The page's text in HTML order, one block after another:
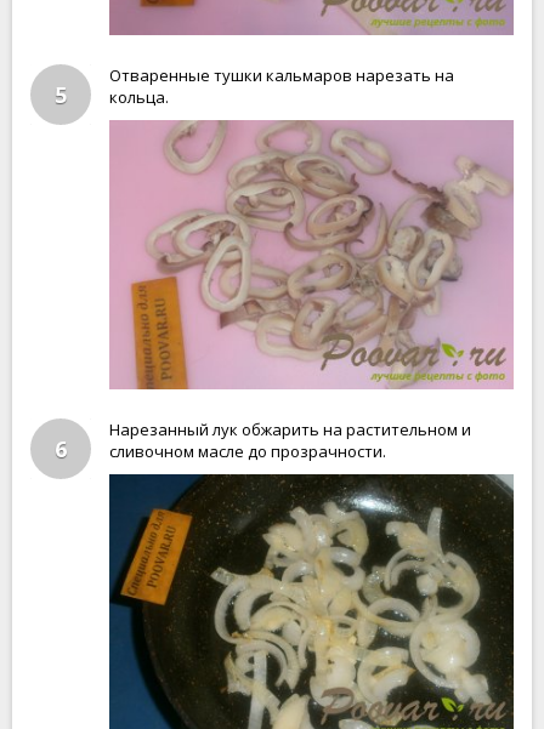
5
Отваренные тушки кальмаров нарезать на
кольца.
6
Нарезанный лук обжарить на растительном и
сливочном масле до прозрачности.